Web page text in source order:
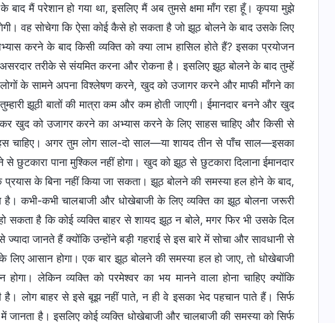
मैं परेशान हो गया था, इसलिए मैं अब तुमसे क्षमा माँग रहा हूँ। कृपया मुझे
वह सोचेगा कि ऐसा कोई कैसे हो सकता है जो झूठ बोलने के बाद उसके लिए
करने के बाद किसी व्यक्ति को क्या लाभ हासिल होते हैं? इसका प्रयोजन
असरदार तरीके से संयमित करना और रोकना है। इसलिए झूठ बोलने के बाद तुम्हें
के सामने अपना विश्लेषण करने, खुद को उजागर करने और माफी माँगने का
झूठी बातों की मात्रा कम और कम होती जाएगी। ईमानदार बनने और खुद
खुद को उजागर करने का अभ्यास करने के लिए साहस चाहिए और किसी से
चाहिए। अगर तुम लोग साल-दो साल—या शायद तीन से पाँच साल—इसका
पाना मुश्किल नहीं होगा। खुद को झूठ से छुटकारा दिलाना ईमानदार
के बिना नहीं किया जा सकता। झूठ बोलने की समस्या हल होने के बाद,
कभी-कभी चालबाजी और धोखेबाजी के लिए व्यक्ति का झूठ बोलना जरूरी
सकता है कि कोई व्यक्ति बाहर से शायद झूठ न बोले, मगर फिर भी उसके दिल
जानते हैं क्योंकि उन्होंने बड़ी गहराई से इस बारे में सोचा और सावधानी से
लिए आसान होगा। एक बार झूठ बोलने की समस्या हल हो जाए, तो धोखेबाजी
लेकिन व्यक्ति को परमेश्वर का भय मानने वाला होना चाहिए क्योंकि
है। लोग बाहर से इसे बूझ नहीं पाते, न ही वे इसका भेद पहचान पाते हैं। सिर्फ
है। इसलिए कोई व्यक्ति धोखेबाजी और चालबाजी की समस्या को सिर्फ